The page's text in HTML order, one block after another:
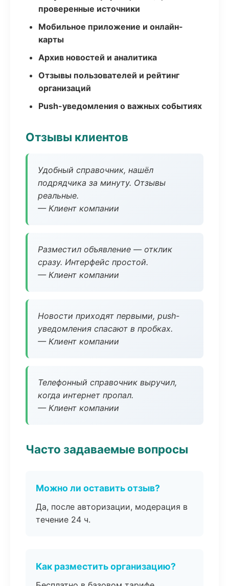
проверенные источники
Мобильное приложение и онлайн-
карты
Архив новостей и аналитика
Отзывы пользователей и рейтинг
организаций
Push-уведомления о важных событиях
Отзывы клиентов
Удобный справочник, нашёл
подрядчика за минуту. Отзывы
реальные.
— Клиент компании
Разместил объявление — отклик
сразу. Интерфейс простой.
— Клиент компании
Новости приходят первыми, push-
уведомления спасают в пробках.
— Клиент компании
Телефонный справочник выручил,
когда интернет пропал.
— Клиент компании
Часто задаваемые вопросы
Можно ли оставить отзыв?
Да, после авторизации, модерация в
течение 24 ч.
Как разместить организацию?